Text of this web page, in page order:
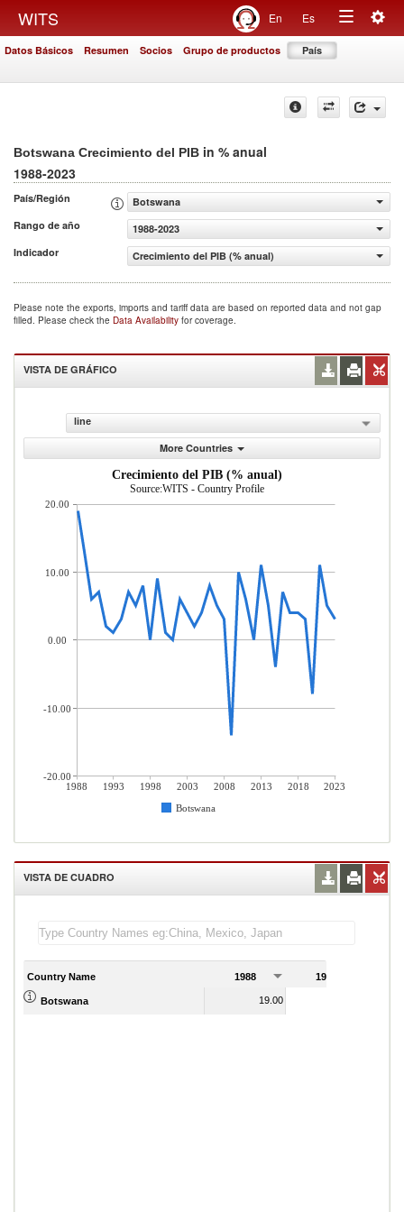
WITS En Es
Toggle
Datos Básicos Resumen Socios Grupo de productos País
Botswana Crecimiento del PIB in % anual
1988-2023
País/Región
Botswana
Rango de año
1988-2023
Indicador
Crecimiento del PIB (% anual)
Please note the exports, imports and tariff data are based on reported data and not gap
filled. Please check the Data Availability for coverage.
VISTA DE GRÁFICO
line
More Countries
Crecimiento del PIB (% anual)
Source:WITS - Country Profile
1988 1993 1998 2003 2008 2013 2018
2023
Botswana
20.00
10.00
0.00
-10.00
-20.00
VISTA DE CUADRO
Country Name 1988 1989
Botswana 19.00